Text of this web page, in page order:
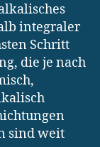
integraler
Schritt
die je nach
sind weit